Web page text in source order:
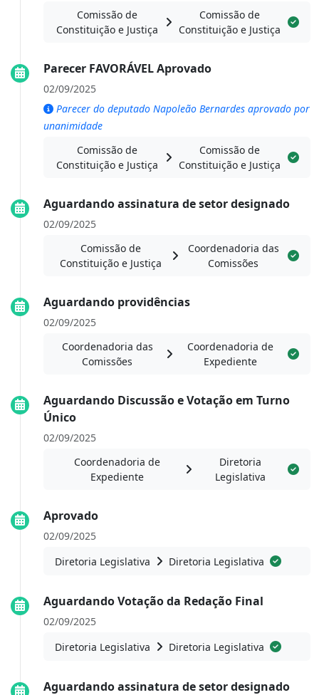
Comissão de
Constituição e Justiça
Comissão de
Constituição e Justiça
Parecer FAVORÁVEL Aprovado
02/09/2025
Parecer do deputado Napoleão Bernardes aprovado por
unanimidade
Comissão de
Constituição e Justiça
Comissão de
Constituição e Justiça
Aguardando assinatura de setor designado
02/09/2025
Comissão de
Constituição e Justiça
Coordenadoria das
Comissões
Aguardando providências
02/09/2025
Coordenadoria das
Comissões
Coordenadoria de
Expediente
Aguardando Discussão e Votação em Turno
Único
02/09/2025
Coordenadoria de
Expediente
Diretoria
Legislativa
Aprovado
02/09/2025
Diretoria Legislativa
Diretoria Legislativa
Aguardando Votação da Redação Final
02/09/2025
Diretoria Legislativa
Diretoria Legislativa
Aguardando assinatura de setor designado